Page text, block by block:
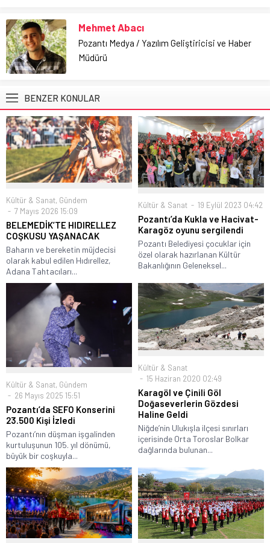
Mehmet Abacı
Pozantı Medya / Yazılım Geliştiricisi ve Haber
Müdürü
BENZER KONULAR
Kültür & Sanat, Gündem
7 Mayıs 2026 15:09
BELEMEDİK’TE HIDIRELLEZ
COŞKUSU YAŞANACAK
Baharın ve bereketin müjdecisi
olarak kabul edilen Hıdırellez,
Adana Tahtacıları...
Kültür & Sanat 19 Eylül 2023 04:42
Pozantı’da Kukla ve Hacivat-
Karagöz oyunu sergilendi
Pozantı Belediyesi çocuklar için
özel olarak hazırlanan Kültür
Bakanlığının Geleneksel...
Kültür & Sanat, Gündem
26 Mayıs 2025 15:51
Pozantı’da SEFO Konserini
23.500 Kişi İzledi
Pozantı’nın düşman işgalinden
kurtuluşunun 105. yıl dönümü,
büyük bir coşkuyla...
Kültür & Sanat
15 Haziran 2020 02:49
Karagöl ve Çinili Göl
Doğaseverlerin Gözdesi
Haline Geldi
Niğde’nin Ulukışla ilçesi sınırları
içerisinde Orta Toroslar Bolkar
dağlarında bulunan...